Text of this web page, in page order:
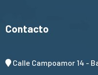
Contacto
Calle Campoamor 14 -